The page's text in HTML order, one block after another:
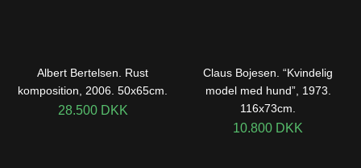
Albert Bertelsen. Rust
komposition, 2006. 50x65cm.
28.500 DKK
Claus Bojesen. “Kvindelig
model med hund”, 1973.
116x73cm.
10.800 DKK